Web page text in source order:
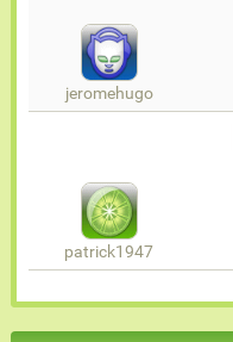
jeromehugo
patrick1947